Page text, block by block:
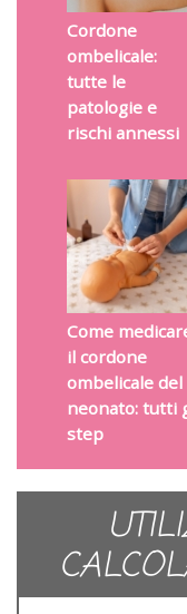
Cordone
ombelicale:
tutte le
patologie e
rischi annessi
Come
il cordone
ombelicale del
neonato: tutti
step